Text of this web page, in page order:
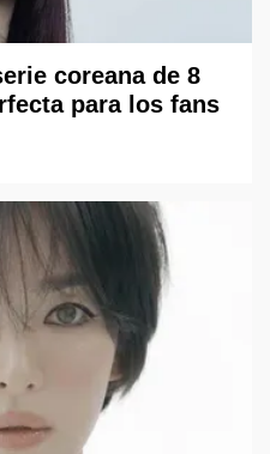
coreana de 8
para los fans